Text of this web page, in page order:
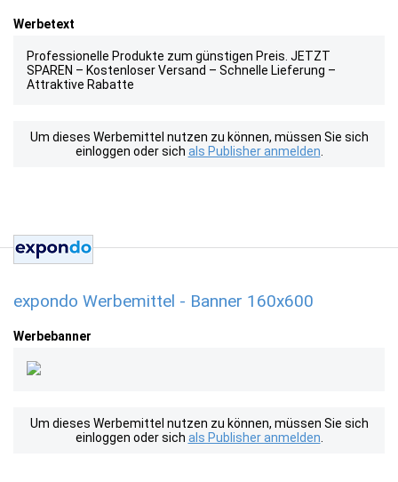
Werbetext
Professionelle Produkte zum günstigen Preis. JETZT
SPAREN – Kostenloser Versand – Schnelle Lieferung –
Attraktive Rabatte
Um dieses Werbemittel nutzen zu können, müssen Sie sich
einloggen oder sich als Publisher anmelden
expondo Werbemittel - Banner 160x600
Werbebanner
Um dieses Werbemittel nutzen zu können, müssen Sie sich
einloggen oder sich als Publisher anmelden